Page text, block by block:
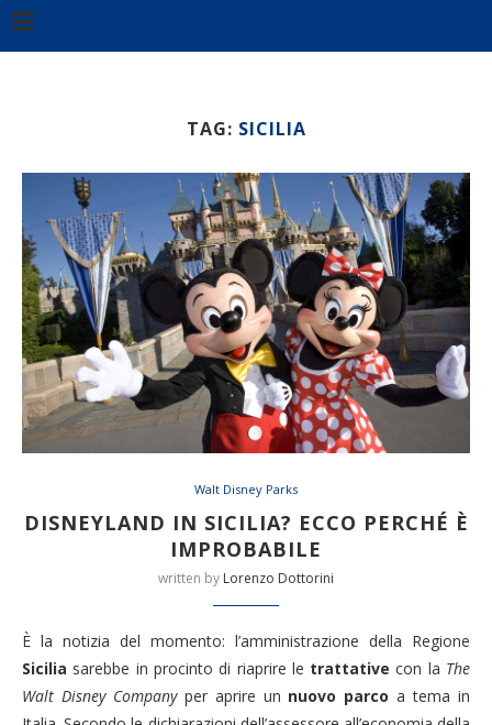
TAG: SICILIA
Walt Disney Parks
DISNEYLAND IN SICILIA? ECCO PERCHÉ È
IMPROBABILE
written by Lorenzo Dottorini
È la notizia del momento: l’amministrazione della Regione
Sicilia sarebbe in procinto di riaprire le trattative con la The
Walt Disney Companyper aprire un nuovo parco a tema in